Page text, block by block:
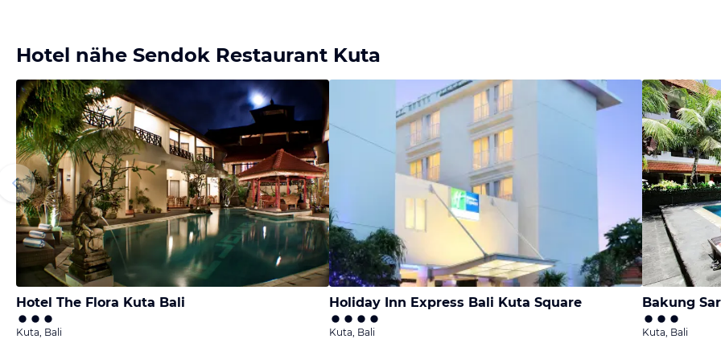
Hotel nähe Sendok Restaurant Kuta
Hotel The Flora Kuta Bali
Kuta, Bali
Holiday Inn Express Bali Kuta Square
Kuta, Bali
Bakung
Kuta, Bali